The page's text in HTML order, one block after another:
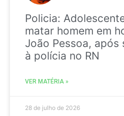
Policia:
matar homem em
João Pessoa, após
à polícia no RN
VER MATÉRIA »
28 de julho de 2026